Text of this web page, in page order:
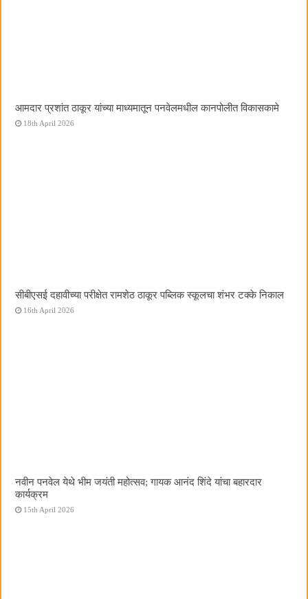
आमदार प्रशांत ठाकूर यांच्या माध्यमातून पनवेलमधील कानपोलीत विकासकामे
18th April 2026
सीबीएसई दहावीच्या परीक्षेत रामशेठ ठाकूर पब्लिक स्कूलचा शंभर टक्के निकाल
16th April 2026
नवीन पनवेल येथे भीम जयंती महोत्सव; गायक आनंद शिंदे यांचा बहारदार
कार्यक्रम
15th April 2026